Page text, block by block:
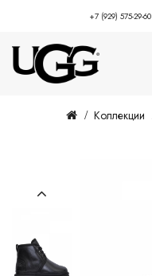
+7 (929) 575-29-60
Коллекции